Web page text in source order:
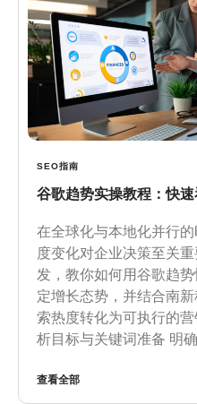
SEO指南
谷歌趋势实操教程：快
在全球化与本地化并行
度变化对企业决策至关
发，教你如何用谷歌趋
定增长态势，并结合南
索热度转化为可执行的
析目标与关键词准备 明
查看全部